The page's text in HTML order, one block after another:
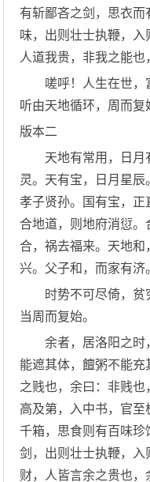
有斩鄙吝之剑，思衣
味，出则壮士执鞭，入
人道我贵，非我之能也
嗟呼！人生在世，富
听由天地循环，周而复
版本二
天地有常用，日月
灵。天有宝，日月星辰
孝子贤孙。国有宝，正
合地道，则地府消愆
合，祸去福来。天地
兴。父子和，而家有济
时势不可尽倚，贫
当周而复始。
余者，居洛阳之时
能遮其体，饘粥不能
之贱也，余曰：非贱
高及第，入中书，官
千箱，思食则有百味珍
剑，出则壮士执鞭，
财，人皆言余之贵也，